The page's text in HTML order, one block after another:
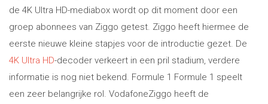
de 4K Ultra HD-mediabox wordt op dit moment door een
groep abonnees van Ziggo getest. Ziggo heeft hiermee de
eerste nieuwe kleine stapjes voor de introductie gezet. De
4K Ultra HD-decoder verkeert in een pril stadium, verdere
informatie is nog niet bekend. Formule 1 Formule 1 speelt
een zeer belangrijke rol. VodafoneZiggo heeft de